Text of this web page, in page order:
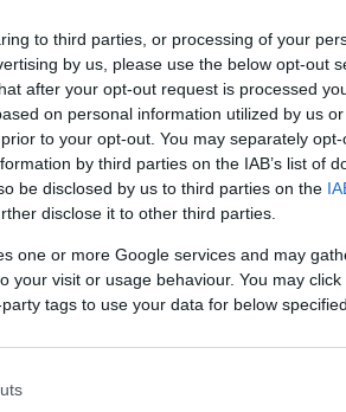
to third parties, or processing of your
by us, please use the below opt-out
after your opt-out request is processed
on personal information utilized by us
to your opt-out. You may separately
by third parties on the IAB’s list of
be disclosed by us to third parties on the
disclose it to other third parties.
one or more Google services and may
your visit or usage behaviour. You may
tags to use your data for below
VEDI TUTTI →
INVESTIMENTI
Come la guerra in
Ucraina sta
trasformando
l’economia russa
Full-Time MBA e
Master in Finanza
percorso di eccellenza